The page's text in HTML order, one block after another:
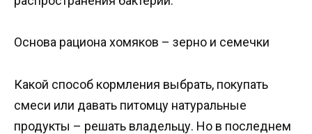
Основа рациона хомяков – зерно и семечки
Какой способ кормления выбрать, покупать
смеси или давать питомцу натуральные
продукты – решать владельцу. Но в последнем